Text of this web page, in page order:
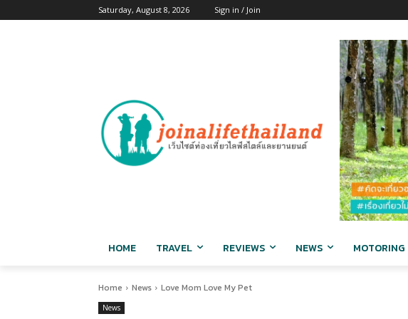
Saturday, August 8, 2026 Sign in / Join
HOME TRAVEL REVIEWS NEWS MOTORING
Home News Love Mom Love My Pet
News